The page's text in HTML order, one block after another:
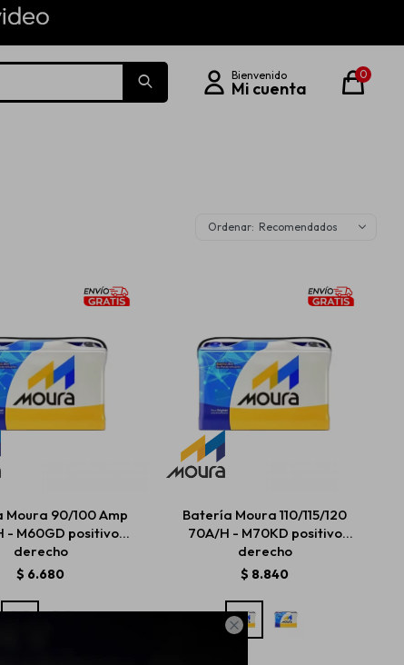

0
Recomendados
Moura 90/100 Amp
- M60GD positivo
derecho
$ 6.680
Batería Moura 110/115/120
70A/H - M70KD positivo
derecho
$ 8.840